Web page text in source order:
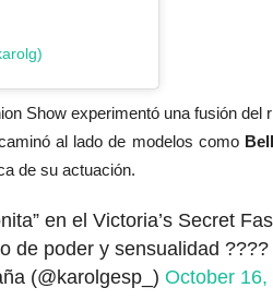
Show experimentó una fusión del
al lado de modelos como
de su actuación.
en el Victoria’s Secret
de poder y sensualidad ????
(@karolgesp_) October 16,